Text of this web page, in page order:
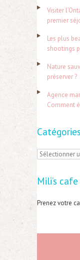
h
r
:
Visiter
premier
Les plus
shootings
Nature
préserver ?
Agence
Comment
Catégories
C
t
é
o
Mili’s
Prenez votre